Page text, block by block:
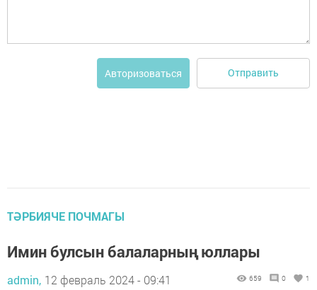
Авторизоваться Отправить
ТӘРБИЯЧЕ ПОЧМАГЫ
Имин булсын балаларның юллары
admin, 12 февраль 2024 - 09:41 659 0 1